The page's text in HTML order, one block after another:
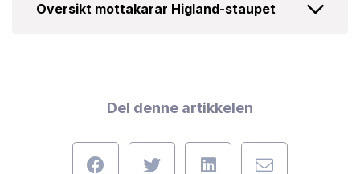
Oversikt mottakarar Higland-staupet
Del denne artikkelen